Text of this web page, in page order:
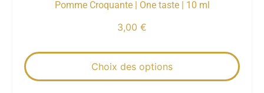
Pomme Croquante | One taste | 10 ml
3,00 €
Choix des options